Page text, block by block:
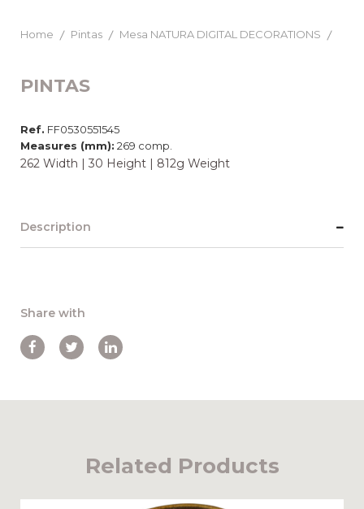
Home Pintas Mesa NATURA DIGITAL DECORATIONS
PINTAS
Ref. FF0530551545
Measures (mm): 269 comp.
262 Width | 30 Height | 812g Weight
Description
Share with
Related Products